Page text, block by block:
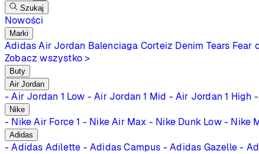
Szukaj
Nowości
Marki
Adidas Air Jordan Balenciaga Corteiz Denim Tears Fear
Zobacz wszystko >
Buty
Air Jordan
- Air Jordan 1 Low - Air Jordan 1 Mid - Air Jordan 1 High
Nike
- Nike Air Force 1 - Nike Air Max - Nike Dunk Low - Nike
Adidas
- Adidas Adilette - Adidas Campus - Adidas Gazelle -